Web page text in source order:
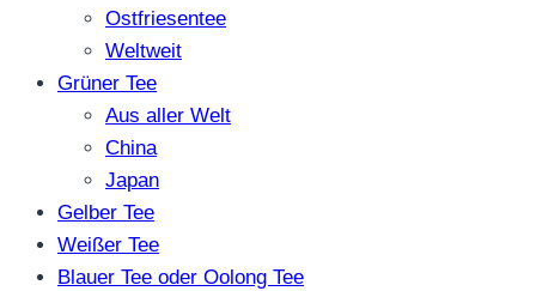
Ostfriesentee
Weltweit
Grüner Tee
Aus aller Welt
China
Japan
Gelber Tee
Weißer Tee
Blauer Tee oder Oolong Tee